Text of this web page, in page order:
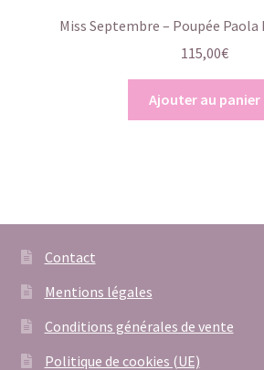
Miss Septembre – Poupée
115,00€
Ajouter au panier
Contact
Mentions légales
Conditions générales de vente
Politique de cookies (UE)